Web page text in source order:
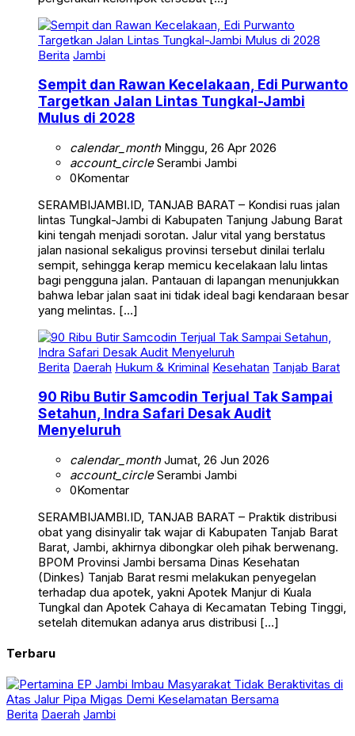
Berita Jambi
Sempit dan Rawan Kecelakaan, Edi Purwanto
Targetkan Jalan Lintas Tungkal-Jambi
Mulus di 2028
calendar_monthMinggu, 26 Apr 2026
account_circleSerambi Jambi
0Komentar
SERAMBIJAMBI.ID, TANJAB BARAT – Kondisi ruas jalan
lintas Tungkal-Jambi di Kabupaten Tanjung Jabung Barat
kini tengah menjadi sorotan. Jalur vital yang berstatus
jalan nasional sekaligus provinsi tersebut dinilai terlalu
sempit, sehingga kerap memicu kecelakaan lalu lintas
bagi pengguna jalan. Pantauan di lapangan menunjukkan
bahwa lebar jalan saat ini tidak ideal bagi kendaraan besar
yang melintas. […]
Berita Daerah Hukum & Kriminal Kesehatan Tanjab Barat
90 Ribu Butir Samcodin Terjual Tak Sampai
Setahun, Indra Safari Desak Audit
Menyeluruh
calendar_monthJumat, 26 Jun 2026
account_circleSerambi Jambi
0Komentar
SERAMBIJAMBI.ID, TANJAB BARAT – Praktik distribusi
obat yang disinyalir tak wajar di Kabupaten Tanjab Barat
Barat, Jambi, akhirnya dibongkar oleh pihak berwenang.
BPOM Provinsi Jambi bersama Dinas Kesehatan
(Dinkes) Tanjab Barat resmi melakukan penyegelan
terhadap dua apotek, yakni Apotek Manjur di Kuala
Tungkal dan Apotek Cahaya di Kecamatan Tebing Tinggi,
setelah ditemukan adanya arus distribusi […]
Terbaru
Berita Daerah Jambi